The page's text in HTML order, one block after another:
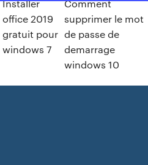
Installer
office 2019
gratuit pour
windows 7
Comment
supprimer le mot
de passe de
demarrage
windows 10